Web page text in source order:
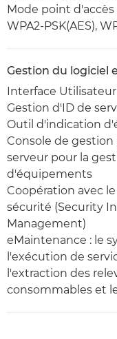
Mode point d'accès
WPA2-PSK(AES),
Gestion du logiciel
Interface
Gestion d'ID de
Outil d'indication
Console de gestion
serveur pour la
d'équipements
Coopération avec
sécurité (Security
Management)
eMaintenance : le
l'exécution de
l'extraction des
consommables et